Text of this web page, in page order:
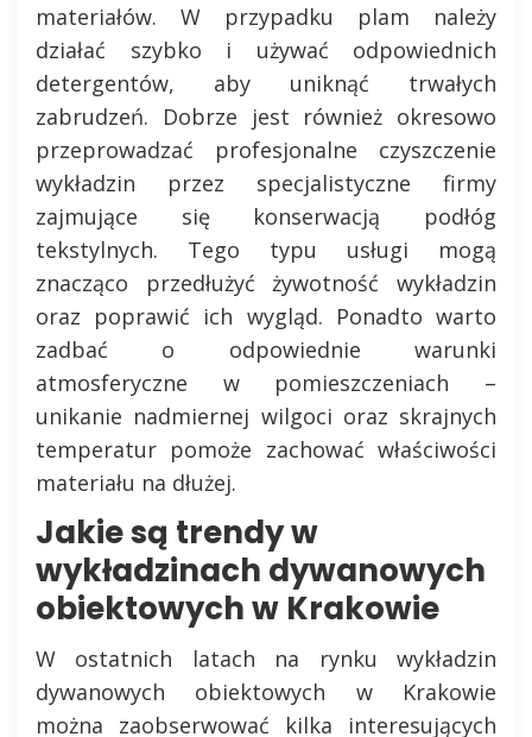
materiałów. W przypadku plam należy
działać szybko i używać odpowiednich
detergentów, aby uniknąć trwałych
zabrudzeń. Dobrze jest również okresowo
przeprowadzać profesjonalne czyszczenie
wykładzin przez specjalistyczne firmy
zajmujące się konserwacją podłóg
tekstylnych. Tego typu usługi mogą
znacząco przedłużyć żywotność wykładzin
oraz poprawić ich wygląd. Ponadto warto
zadbać o odpowiednie warunki
atmosferyczne w pomieszczeniach –
unikanie nadmiernej wilgoci oraz skrajnych
temperatur pomoże zachować właściwości
materiału na dłużej.
Jakie są trendy w
wykładzinach dywanowych
obiektowych w Krakowie
W ostatnich latach na rynku wykładzin
dywanowych obiektowych w Krakowie
można zaobserwować kilka interesujących